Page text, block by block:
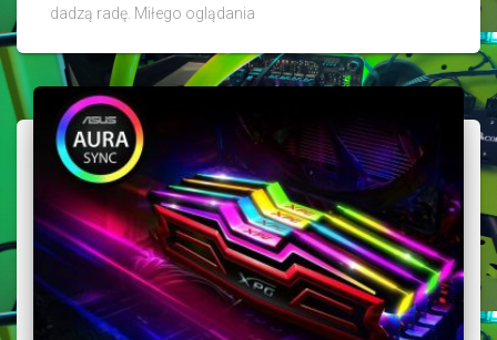
dadzą radę. Miłego oglądania